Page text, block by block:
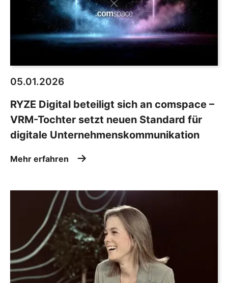
05.01.2026
RYZE Digital beteiligt sich an comspace –
VRM-Tochter setzt neuen Standard für
digitale Unternehmenskommunikation
Mehr erfahren